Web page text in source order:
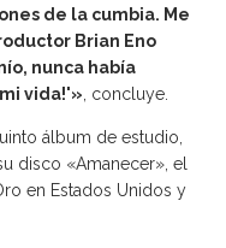
de la cumbia. Me
Brian Eno
nunca había
vida!'» , concluye.
álbum de estudio,
disco «Amanecer», el
en Estados Unidos y